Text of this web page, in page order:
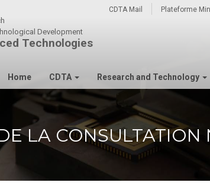
Plateforme
CDTA Mail
Development
Technologies
Home CDTA Research and Technology
LA CONSULTATION